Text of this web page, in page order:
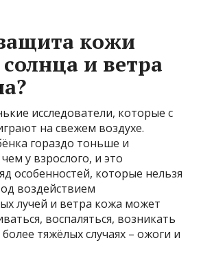
кожи
и ветра
исследователи, которые с
на свежем воздухе.
гораздо тоньше и
у взрослого, и это
особенностей, которые нельзя
воздействием
лучей и ветра кожа может
воспаляться, возникать
тяжёлых случаях – ожоги и